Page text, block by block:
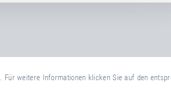
. Für weitere Informationen klicken Sie auf den